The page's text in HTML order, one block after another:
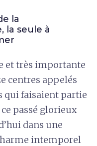
la
la seule à
et très importante
centres appelés
qui faisaient partie
passé glorieux
dans une
intemporel